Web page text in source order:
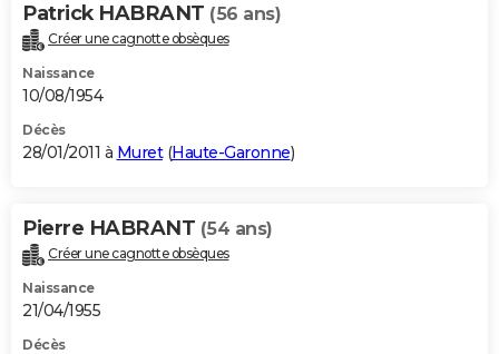
Patrick HABRANT (56 ans)
Créer une cagnotte obsèques
Naissance
10/08/1954
Décès
28/01/2011 à Muret(Haute-Garonne)
Pierre HABRANT (54 ans)
Créer une cagnotte obsèques
Naissance
21/04/1955
Décès